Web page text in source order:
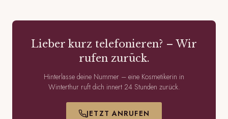
Lieber kurz telefonieren? – Wir
rufen zurück.
Hinterlasse deine Nummer – eine Kosmetikerin in
Winterthur ruft dich innert 24 Stunden zurück.
JETZT ANRUFEN